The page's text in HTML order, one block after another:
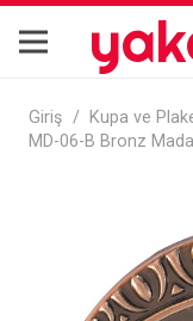
Giriş / Kupa ve
MD-06-B Bronz